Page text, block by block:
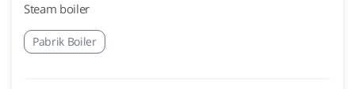
Steam boiler
Pabrik Boiler